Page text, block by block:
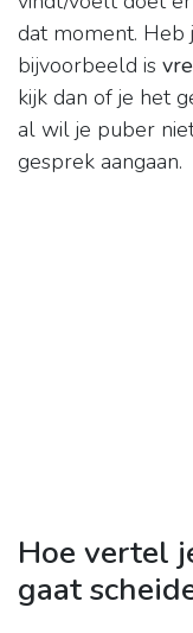
dat moment.
bijvoorbeeld is
kijk dan of je het
al wil je puber
gesprek aangaan.
Hoe vertel
gaat